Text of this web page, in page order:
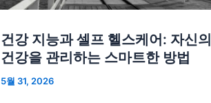
건강 지능과 셀프 헬스케어: 자신의
건강을 관리하는 스마트한 방법
5월 31, 2026